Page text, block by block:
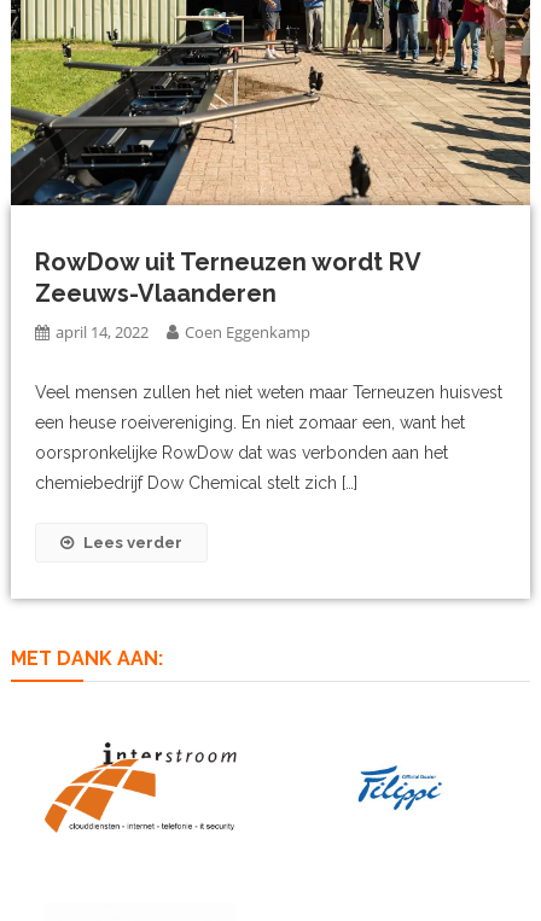
RowDow uit Terneuzen wordt RV
Zeeuws-Vlaanderen
april 14, 2022 Coen Eggenkamp
Veel mensen zullen het niet weten maar Terneuzen huisvest
een heuse roeivereniging. En niet zomaar een, want het
oorspronkelijke RowDow dat was verbonden aan het
chemiebedrijf Dow Chemical stelt zich […]
Lees verder
MET DANK AAN: